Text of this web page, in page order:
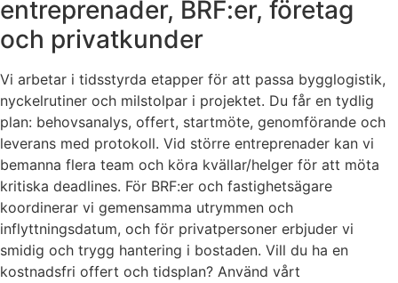
entreprenader, BRF:er, företag
och privatkunder
Vi arbetar i tidsstyrda etapper för att passa bygglogistik,
nyckelrutiner och milstolpar i projektet. Du får en tydlig
plan: behovsanalys, offert, startmöte, genomförande och
leverans med protokoll. Vid större entreprenader kan vi
bemanna flera team och köra kvällar/helger för att möta
kritiska deadlines. För BRF:er och fastighetsägare
koordinerar vi gemensamma utrymmen och
inflyttningsdatum, och för privatpersoner erbjuder vi
smidig och trygg hantering i bostaden. Vill du ha en
kostnadsfri offert och tidsplan? Använd vårt